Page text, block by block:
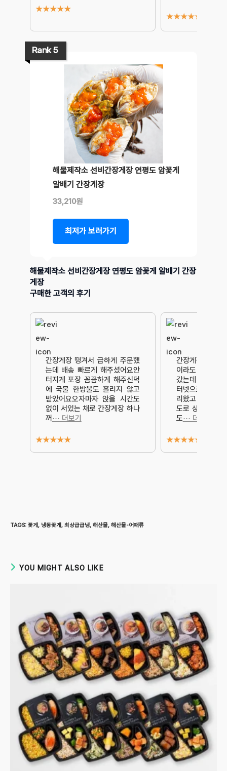
★★★★★
★★★★★
Rank 5
해물제작소 선비간장게장 연평도 암꽃게
알배기 간장게장
33,210원
최저가 보러가기
해물제작소 선비간장게장 연평도 암꽃게 알배기 간장
게장
구매한 고객의 후기
간장게장 땡겨서 급하게 주문했
는데 배송 빠르게 해주셨어요안
터지게 포장 꼼꼼하게 해주신덕
에 국물 한방울도 흘리지 않고
받았어요오자마자 앉을 시간도
없이 서있는 채로 간장게장 하나
꺼 ⋯ 더보기
★★★★★
간장게장 너무
이라도 구매해
갔는데 생각보
터넷으로 구매
리왔고 엄청 신
도로 상태들이
도⋯ 더보기
★★★★★
TAGS: 꽃게 , 냉동꽃게 , 최상급급냉, 해산물, 해산물-어패류
YOU MIGHT ALSO LIKE